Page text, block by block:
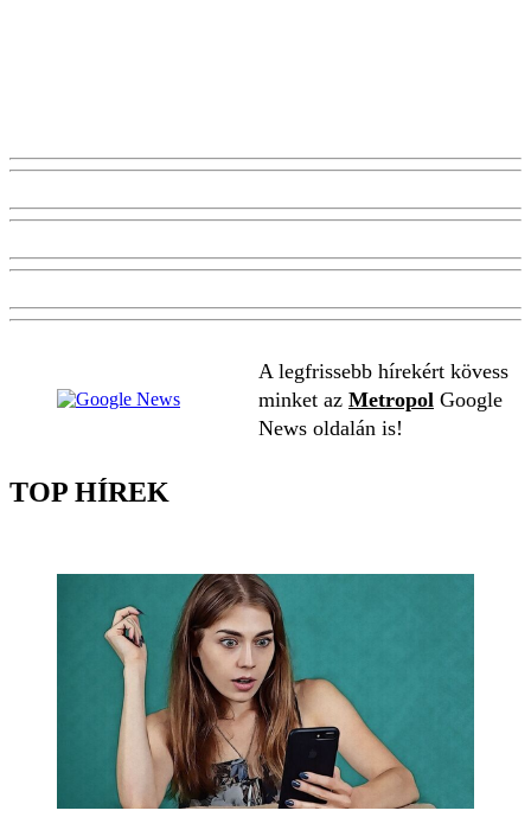
A legfrissebb hírekért kövess
minket az Metropol Google
News oldalán is!
TOP HÍREK